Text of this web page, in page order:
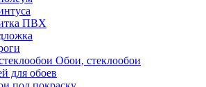
ПВХ
Обои, стеклообои
для обоев